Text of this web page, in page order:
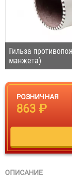
Гильза
манжета)
РОЗНИЧНАЯ
863 ₽
ОПИСАНИЕ